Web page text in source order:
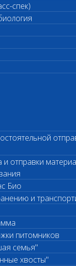
спек)
и отправки
Био
и
питомников
семья"
хвосты"